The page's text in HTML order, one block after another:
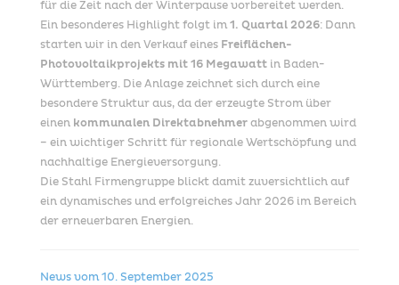
für die Zeit nach der Winterpause vorbereitet werden.
Ein besonderes Highlight folgt im 1. Quartal 2026: Dann
starten wir in den Verkauf eines Freiflächen-
Photovoltaikprojekts mit 16 Megawattin Baden-
Württemberg. Die Anlage zeichnet sich durch eine
besondere Struktur aus, da der erzeugte Strom über
einen kommunalen Direktabnehmerabgenommen wird
– ein wichtiger Schritt für regionale Wertschöpfung und
nachhaltige Energieversorgung.
Die Stahl Firmengruppe blickt damit zuversichtlich auf
ein dynamisches und erfolgreiches Jahr 2026 im Bereich
der erneuerbaren Energien.
News vom10. September 2025